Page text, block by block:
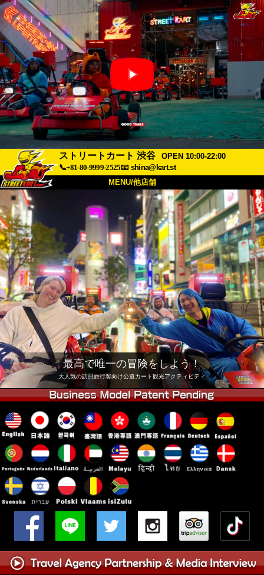
ストリートカート 渋谷
OPEN 10:00-22:00
📞+81-80-9999-2525📧 shina@kart.st
MENU/他店舗
トップ
概要 車両 価格
アクセス 評価 FAQ
会社 予約
他店舗
東京 品川 東京 秋葉原 #1
東京 秋葉原 #2 東京 渋谷
東京 渋谷アネックス 東京ベイ
東京 浅草 大阪
沖縄
最高で唯一の冒険をしよう！
大人気の訪日旅行客向け公道カート観光アクティビティ